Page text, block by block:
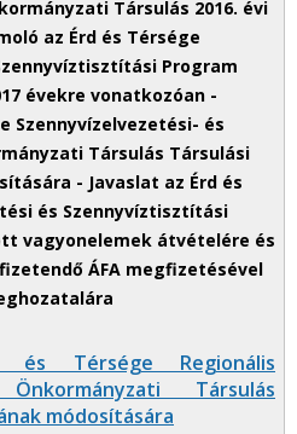
Térsége Regionális
Önkormányzati Társulás
módosítására